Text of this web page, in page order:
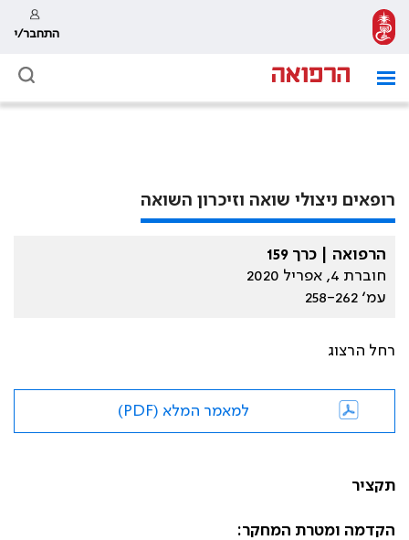
התחבר/י
רופאים ניצולי שואה וזיכרון השואה
הרפואה | כרך 159
חוברת 4, אפריל 2020
עמ׳ 258-262
רחל הרצוג
למאמר המלא (PDF)
תקציר
הקדמה ומטרת המחקר: